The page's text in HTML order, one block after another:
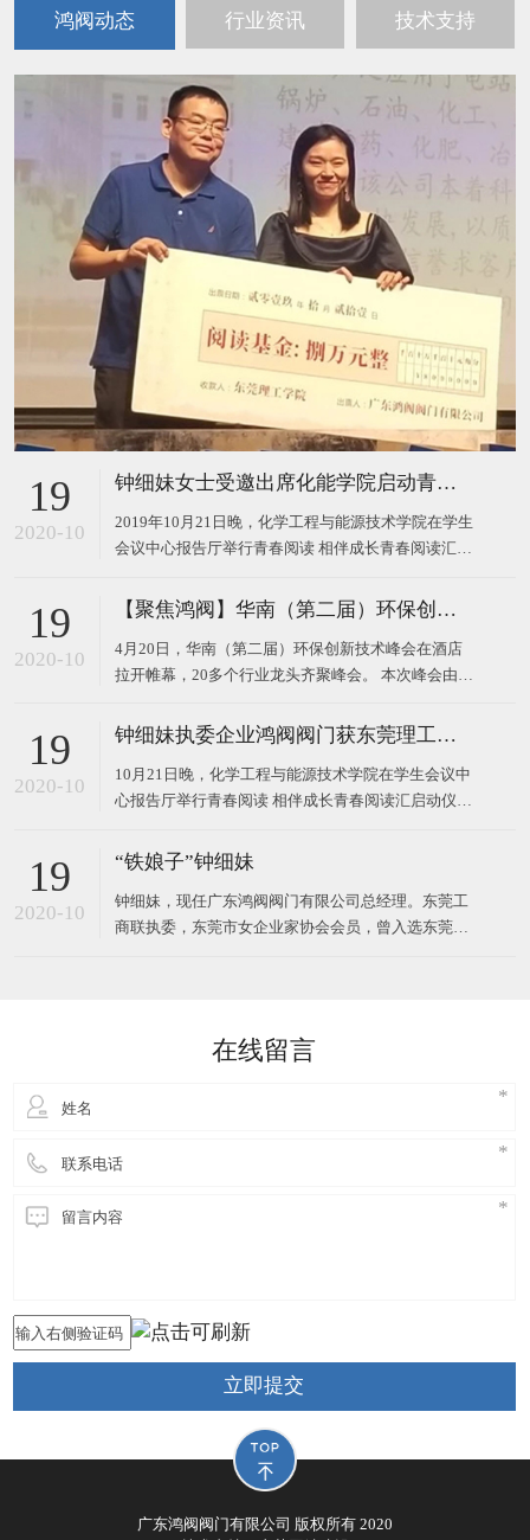
鸿阀动态 行业资讯 技术支持
19
2020-10
钟细妹女士受邀出席化能学院启动青春阅读汇系列活动
2019年10月21日晚，化学工程与能源技术学院在学生
会议中心报告厅举行青春阅读 相伴成长青春阅读汇启
限公司董事长钟细妹、化能学院党委书记夏勇、化能
场仪式。化能学院党委委员、各支部书记、政治辅导
员、班主任
19
2020-10
【聚焦鸿阀】华南（第二届）环保创新技术峰会
4月20日，华南（第二届）环保创新技术峰会在酒店
拉开帷幕，20多个行业龙头齐聚峰会。 本次峰会由广
司作为主办方，以高新技术对接，最新技术产品，超
用，共同将环
19
2020-10
钟细妹执委企业鸿阀阀门获东莞理工学院校长马宏伟亲赠牌匾
10月21日晚，化学工程与能源技术学院在学生会议中
心报告厅举行青春阅读 相伴成长青春阅读汇启动仪
妹，与东莞理工学院党委副书记、校长马宏伟，化能
处长廖文波出席本场仪式。化能学院各支部书记、政
治辅导员、班
19
2020-10
“铁娘子”钟细妹
钟细妹，现任广东鸿阀阀门有限公司总经理。东莞工
商联执委，东莞市女企业家协会会员，曾入选东莞报
在线留言
立即提交
广东鸿阀阀门有限公司 版权所有 2020